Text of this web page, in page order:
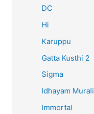
r
:
DC
Hi
Karuppu
Gatta Kusthi 2
Sigma
Idhayam Murali
Immortal